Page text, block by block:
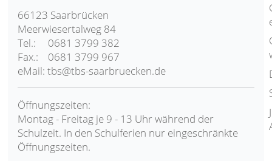
66123 Saarbrücken
Meerwiesertalweg 84
Tel.: 0681 3799 382
Fax.: 0681 3799 967
eMail: tbs@tbs-saarbruecken.de
Öffnungszeiten:
Montag - Freitag je 9 - 13 Uhr während der
Schulzeit. In den Schulferien nur eingeschränkte
Öffnungszeiten.